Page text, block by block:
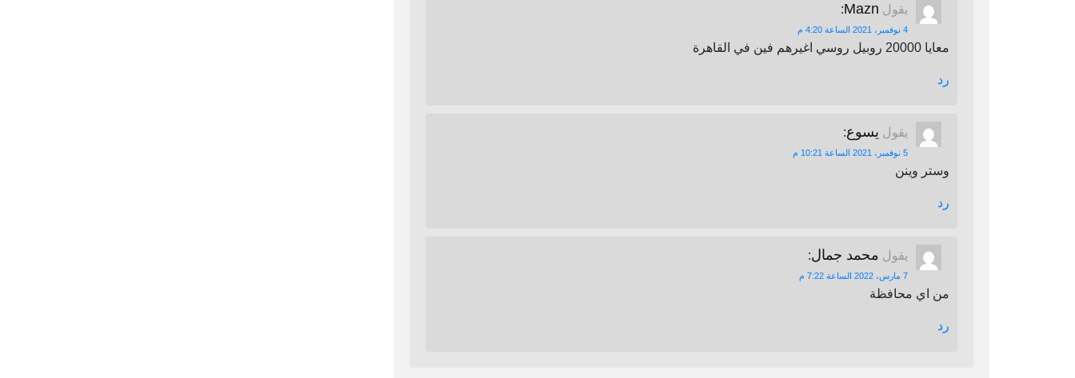
يقول Mazn
:
4 نوفمبر، 2021 الساعة 4:20 م
معايا 20000 روبيل روسي اغيرهم فين في القاهرة
رد
يقول يسوع:
5 نوفمبر، 2021 الساعة 10:21 م
وستر وينن
رد
يقول محمد جمال:
7 مارس، 2022 الساعة 7:22 م
من اي محافظة
رد